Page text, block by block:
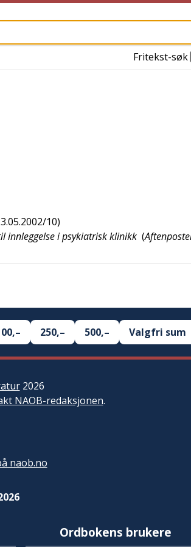
Fritekst-søk
10)
innleggelse i psykiatrisk klinikk (
250,– 500,– Valgfri sum
2026
NAOB-redaksjonen.
naob.no
Ordbokens brukere